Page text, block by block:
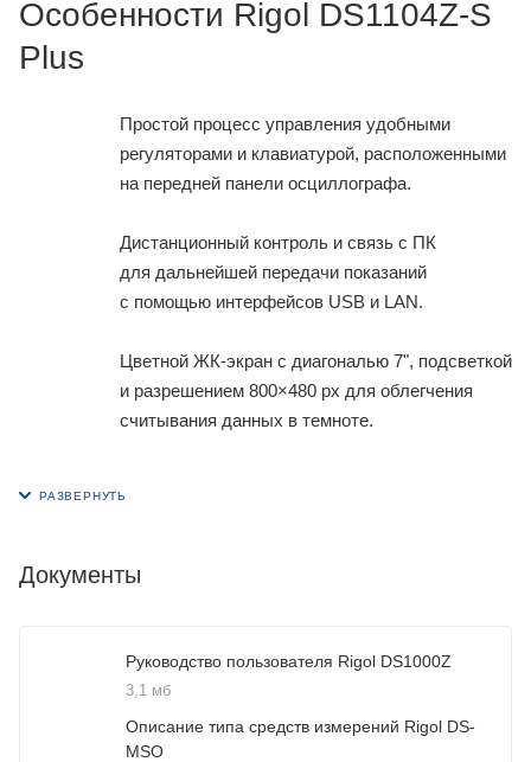
Особенности Rigol DS1104Z-S
Plus
Простой процесс управления удобными
регуляторами и клавиатурой, расположенными
на передней панели осциллографа.
Дистанционный контроль и связь с ПК
для дальнейшей передачи показаний
с помощью интерфейсов USB и LAN.
Цветной ЖК-экран с диагональю 7", подсветкой
и разрешением 800×480 px для облегчения
считывания данных в темноте.
Документы
Руководство пользователя Rigol DS1000Z
3,1 мб
Описание типа средств измерений Rigol DS-
MSO